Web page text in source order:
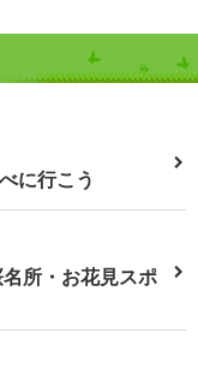
に行こう
所・お花見スポ